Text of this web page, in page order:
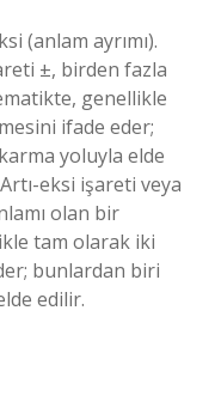
(anlam ayrımı).
±, birden fazla
genellikle
ifade eder;
yoluyla elde
eksi işareti veya
olan bir
tam olarak iki
bunlardan biri
edilir.